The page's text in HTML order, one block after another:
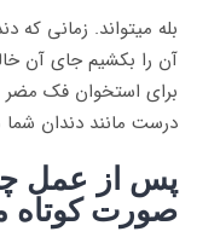
بله میتواند. زمانی که
آن را بکشیم جای آن
برای استخوان فک مضر
درست مانند دندان شما
پس از عمل
صورت کوتاه